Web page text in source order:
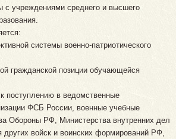
с учреждениями среднего и высшего
системы военно-патриотического
гражданской позиции обучающейся
поступлению в ведомственные
ФСБ России, военные учебные
Обороны РФ, Министерства внутренних дел
других войск и воинских формирований РФ,